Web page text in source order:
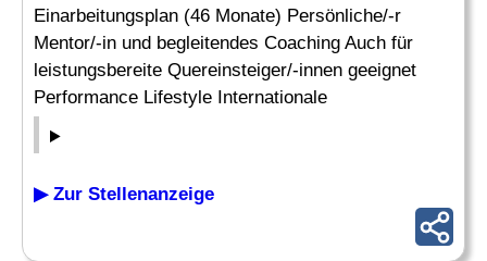
Einarbeitungsplan (46 Monate) Persönliche/-r
Mentor/-in und begleitendes Coaching Auch für
leistungsbereite Quereinsteiger/-innen geeignet
Performance Lifestyle Internationale
▶ Zur Stellenanzeige